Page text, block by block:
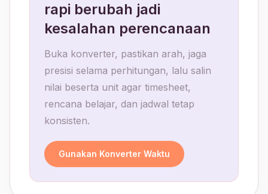
rapi berubah jadi
kesalahan perencanaan
Buka konverter, pastikan arah, jaga
presisi selama perhitungan, lalu salin
nilai beserta unit agar timesheet,
rencana belajar, dan jadwal tetap
konsisten.
Gunakan Konverter Waktu